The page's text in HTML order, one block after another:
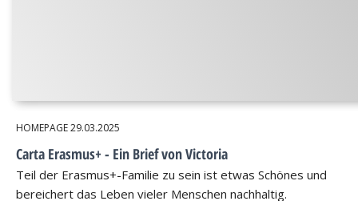
HOMEPAGE29.03.2025
Carta Erasmus+ - Ein Brief von Victoria
Teil der Erasmus+-Familie zu sein ist etwas Schönes und
bereichert das Leben vieler Menschen nachhaltig.